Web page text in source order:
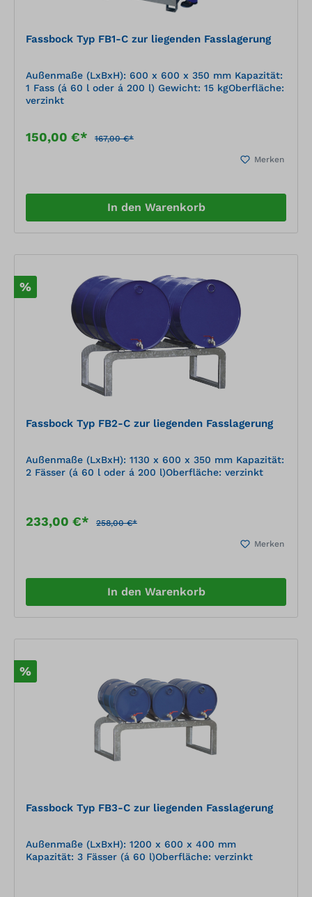
Fassbock Typ FB1-C zur liegenden Fasslagerung
Außenmaße (LxBxH): 600 x 600 x 350 mm Kapazität:
1 Fass (á 60 l oder á 200 l) Gewicht: 15 kgOberfläche:
verzinkt
150,00 €* 167,00 €*
Merken
In den Warenkorb
%
Fassbock Typ FB2-C zur liegenden Fasslagerung
Außenmaße (LxBxH): 1130 x 600 x 350 mm Kapazität:
2 Fässer (á 60 l oder á 200 l)Oberfläche: verzinkt
233,00 €* 258,00 €*
Merken
In den Warenkorb
%
Fassbock Typ FB3-C zur liegenden Fasslagerung
Außenmaße (LxBxH): 1200 x 600 x 400 mm
Kapazität: 3 Fässer (á 60 l)Oberfläche: verzinkt